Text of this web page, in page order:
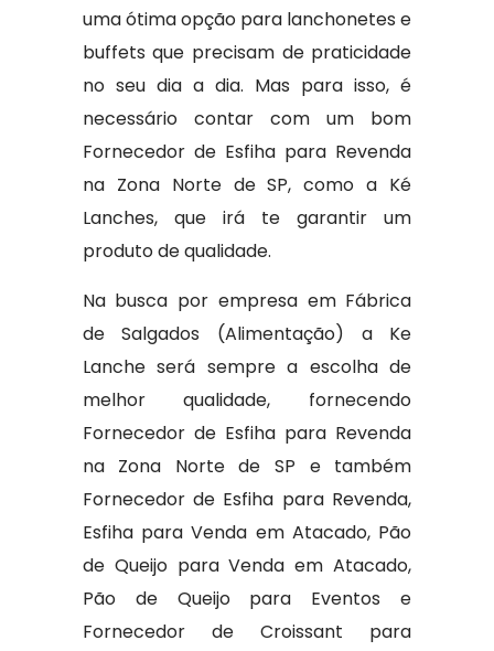
uma ótima opção para lanchonetes e
buffets que precisam de praticidade
no seu dia a dia. Mas para isso, é
necessário contar com um bom
Fornecedor de Esfiha para Revenda
na Zona Norte de SP, como a Ké
Lanches, que irá te garantir um
produto de qualidade.
Na busca por empresa em Fábrica
de Salgados (Alimentação) a Ke
Lanche será sempre a escolha de
melhor qualidade, fornecendo
Fornecedor de Esfiha para Revenda
na Zona Norte de SP e também
Fornecedor de Esfiha para Revenda,
Esfiha para Venda em Atacado, Pão
de Queijo para Venda em Atacado,
Pão de Queijo para Eventos e
Fornecedor de Croissant para